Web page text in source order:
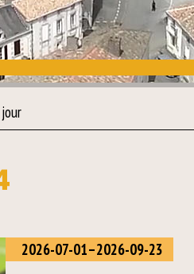
2026-07-01–2026-09-23